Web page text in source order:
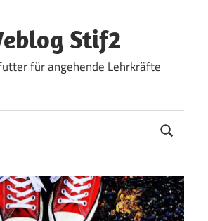
Stif2
für angehende Lehrkräfte